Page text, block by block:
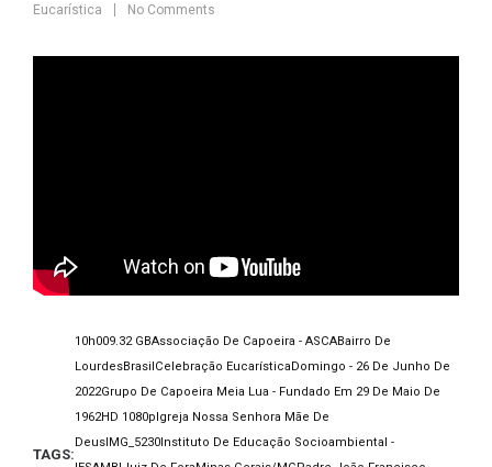
Eucarística
No Comments
TAGS:
10h009.32 GBAssociação De Capoeira - ASCABairro De
LourdesBrasil Celebração Eucarística Domingo - 26 De Junho De
2022Grupo De Capoeira Meia Lua - Fundado Em 29 De Maio De
1962HD 1080p Igreja Nossa Senhora Mãe De
Deus IMG_5230 Instituto De Educação Socioambiental -